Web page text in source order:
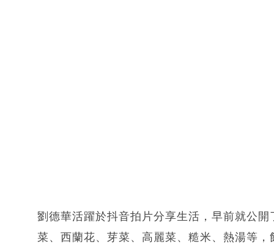
劉德華活躍於抖音拍片分享生活，早前就公
菜、西蘭花、芽菜、高麗菜、糙米、熱湯等